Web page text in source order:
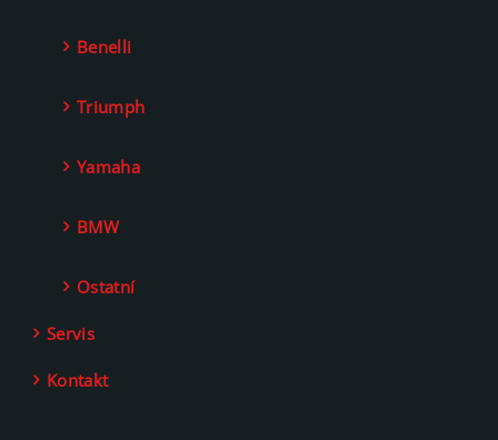
Benelli
Triumph
Yamaha
BMW
Ostatní
Servis
Kontakt